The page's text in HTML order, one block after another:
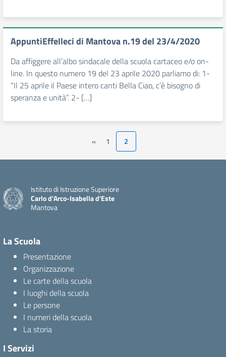
AppuntiEffelleci di Mantova n.19 del 23/4/2020
Da affiggere all’albo sindacale della scuola cartaceo e/o on-
line. In questo numero 19 del 23 aprile 2020 parliamo di: 1-
“Il 25 aprile il Paese intero canti Bella Ciao, c’è bisogno di
speranza e unità”. 2- […]
« 1 2
Istituto di Istruzione Superiore
Carlo d'Arco-Isabella d'Este
Mantova
La Scuola
Presentazione
Organizzazione
Le carte della scuola
I luoghi della scuola
Le persone
I numeri della scuola
La storia
I Servizi